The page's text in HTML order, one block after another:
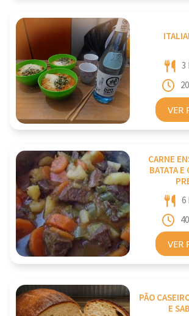
3
VER
CARNE
BATATA E
6
VER
PÃO
E